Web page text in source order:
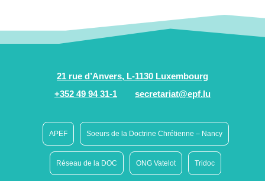
21 rue d’Anvers, L-1130 Luxembourg
+352 49 94 31-1
secretariat@epf.lu
APEF Soeurs de la Doctrine Chrétienne – Nancy
Réseau de la DOC ONG Vatelot Tridoc